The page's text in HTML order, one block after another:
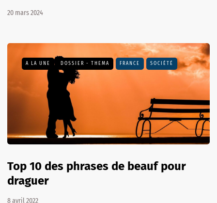
20 mars 2024
A LA UNE DOSSIER - THEMA FRANCE SOCIÉTÉ
Top 10 des phrases de beauf pour
draguer
8 avril 2022